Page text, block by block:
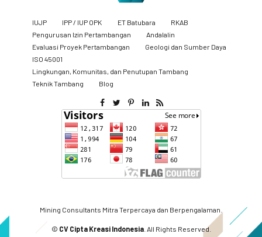
IUJP IPP / IUP OPK ET Batubara
RKAB
Pengurusan Izin Pertambangan
Andalalin
Evaluasi Proyek Pertambangan
Geologi dan Sumber Daya
ISO 45001
Lingkungan, Komunitas, dan Penutupan Tambang
​Teknik Tambang
Blog
Mining Consultants Mitra Terpercaya dan Berpengalaman.
© CV Cipta Kreasi Indonesia. All Rights Reserved.